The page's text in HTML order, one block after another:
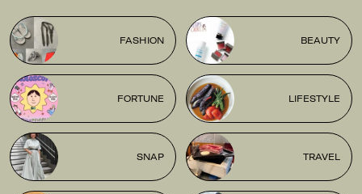
FASHION BEAUTY
FORTUNE LIFESTYLE
SNAP TRAVEL